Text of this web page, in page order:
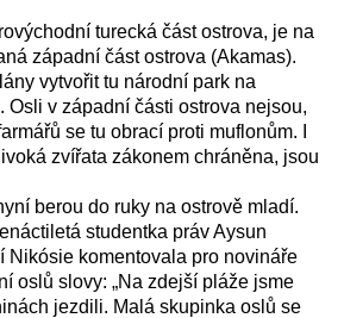
turecká část ostrova, je na
západní část ostrova (Akamas).
vytvořit tu národní park na
Osli v západní části ostrova nejsou,
se tu obrací proti muflonům. I
zvířata zákonem chráněna, jsou
berou do ruky na ostrově mladí.
studentka práv Aysun
Nikósie komentovala pro novináře
oslů slovy: „Na zdejší pláže jsme
jezdili. Malá skupinka oslů se